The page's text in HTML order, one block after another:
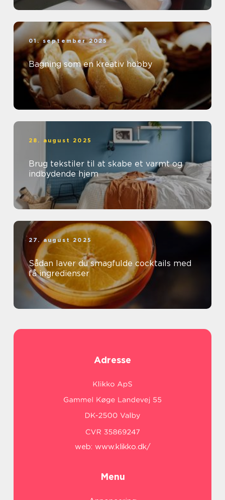
01. september 2025
Bagning som en kreativ hobby
28. august 2025
Brug tekstiler til at skabe et varmt og
indbydende hjem
27. august 2025
Sådan laver du smagfulde cocktails med
få ingredienser
Adresse
web: www.klikko.dk/
Menu